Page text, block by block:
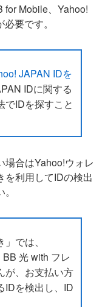
for Mobile、Yahoo!
要です。
JAPAN IDを
IDに関する
でIDを探すこと
場合はYahoo!ウォレ
を利用してIDの検出
では、
光 with フレ
が、お支払い方
IDを検出し、ID